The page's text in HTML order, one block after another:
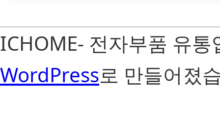
ICHOME- 전자부품 유
WordPress로 만들어졌